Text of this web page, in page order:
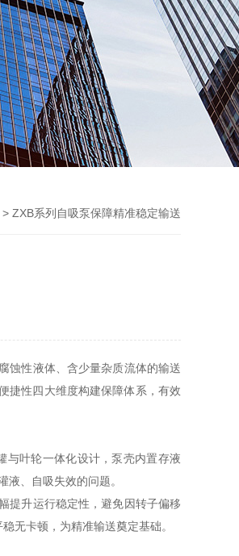
> ZXB系列自吸泵保障精准稳定输送
蚀性液体、含少量杂质流体的输送
捷性四大维度构建保障体系，有效
叶轮一体化设计，泵壳内置存液
、自吸失效的问题。
提升运行稳定性，避免因转子偏移
无卡顿，为精准输送奠定基础。